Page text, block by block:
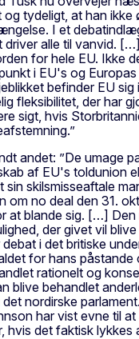
tydeligt, at han
I et
driver alle til vanvid.
for hele EU. Ikke
i EU's og
befinder EU sig
fleksibilitet, der har
sigt, hvis
andet: ”De umage
af EU's toldunion
skilsmisseaftale
om no deal den 31.
at blande sig. […]
der givet vil
i det britiske
for hans
rationelt og
blive behandlet
nordirske
har vist evne til
hvis det faktisk